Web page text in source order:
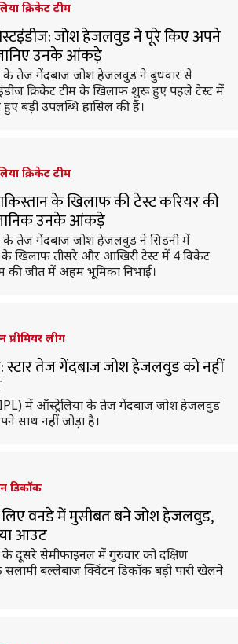
क्रिकेट टीम
जोश हेजलवुड ने पूरे किए अपने
उनके आंकड़े
के तेज गेंदबाज जोश हेजलवुड ने बुधवार से
क्रिकेट टीम के खिलाफ शुरू हुए पहले टेस्ट में
बड़ी उपलब्धि हासिल की हैं।
क्रिकेट टीम
के खिलाफ की टेस्ट करियर की
जानिक उनके आंकड़े
के तेज गेंदबाज जोश हेज़लवुड ने सिडनी में
के खिलाफ तीसरे और आखिरी टेस्ट में 4 विकेट
की जीत में अहम भूमिका निभाई।
प्रीमियर लीग
स्टार तेज गेंदबाज जोश हेजलवुड को नहीं
(IPL) में ऑस्ट्रेलिया के तेज गेंदबाज जोश हेजलवुड
साथ नहीं जोड़ा है।
डिकॉक
वनडे में मुसीबत बने जोश हेजलवुड,
आउट
दूसरे सेमीफाइनल में गुरुवार को दक्षिण
सलामी बल्लेबाज क्विंटन डिकॉक बड़ी पारी खेलने